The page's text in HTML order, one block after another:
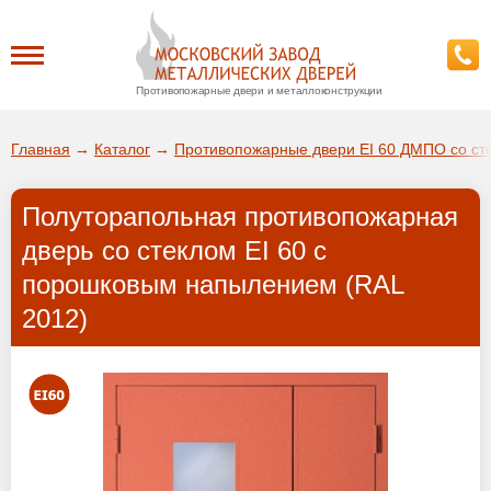
Противопожарные двери и металлоконструкции
ДА!
ВЫБРАТЬ ДРУГОЙ ГОРОД
О заводе
Доставка
Установка
Покупателям
Главная → Каталог → Противопожарные двери EI 60 ДМПО со
Полуторапольная противопожарная
дверь со стеклом EI 60 с
порошковым напылением (RAL
2012)